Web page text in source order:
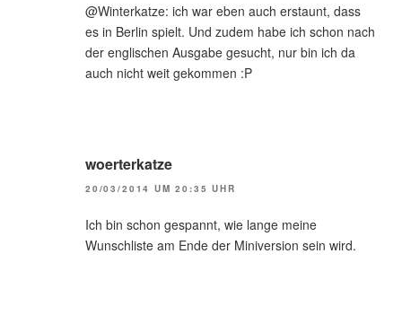
@Winterkatze: ich war eben auch erstaunt, dass
es in Berlin spielt. Und zudem habe ich schon nach
der englischen Ausgabe gesucht, nur bin ich da
auch nicht weit gekommen :P
woerterkatze
20/03/2014 UM 20:35 UHR
Ich bin schon gespannt, wie lange meine
Wunschliste am Ende der Miniversion sein wird.